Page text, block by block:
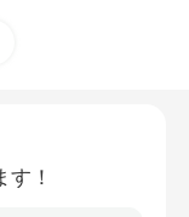
！